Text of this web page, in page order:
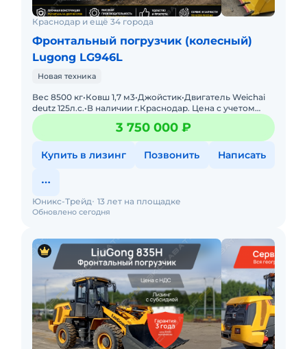
Краснодар и ещё 34 города
Фронтальный погрузчик (колесный)
Lugong LG946L
Новая техника
Вес 8500 кг•Ковш 1,7 м3•Джойстик•Двигатель Weichai
deutz 125л.с.•В наличии г.Краснодар. Цена с учетом
скидки. ЭПСМ действующий. - быстросъе
3 750 000 ₽
Купить в лизинг Позвонить Написать
Обновлено сегодня
Юникс-Трейд 13 лет на площадке